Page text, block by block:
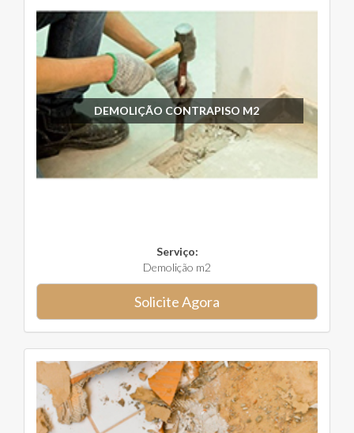
DEMOLIÇÃO CONTRAPISO M2
Serviço:
Demolição m2
Solicite Agora